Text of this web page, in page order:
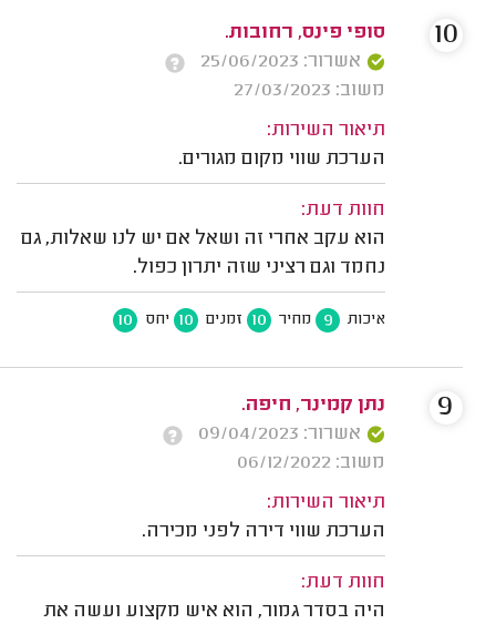
סופי פינס, רחובות.
אשרור: 25/06/2023
משוב: 27/03/2023
תיאור השירות:
הערכת שווי מקום מגורים.
חוות דעת:
הוא עקב אחרי זה ושאל אם יש לנו שאלות, גם
נחמד וגם רציני שזה יתרון כפול.
איכות 9 מחיר 10 זמנים 10 יחס 10
10
נתן קמינר, חיפה.
אשרור: 09/04/2023
משוב: 06/12/2022
תיאור השירות:
הערכת שווי דירה לפני מכירה.
חוות דעת:
היה בסדר גמור, הוא איש מקצוע ועשה את
9